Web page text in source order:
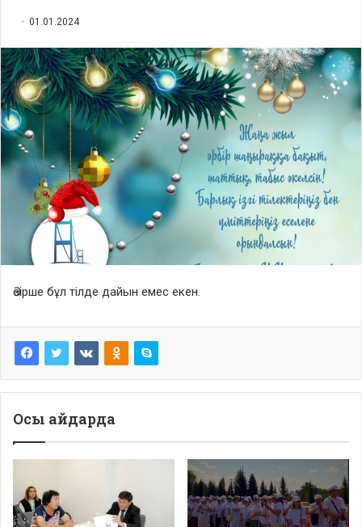
01.01.2024
Әзірше бұл тілде дайын емес екен.
Осы айдарда